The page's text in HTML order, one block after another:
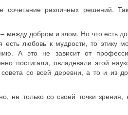
сочетание различных решений.
между добром и злом. Но что есть
любовь к мудрости, то этику
А это не зависит от
постигали, овладевали этой
со всей деревни, а то и из
не только со своей точки зрения,